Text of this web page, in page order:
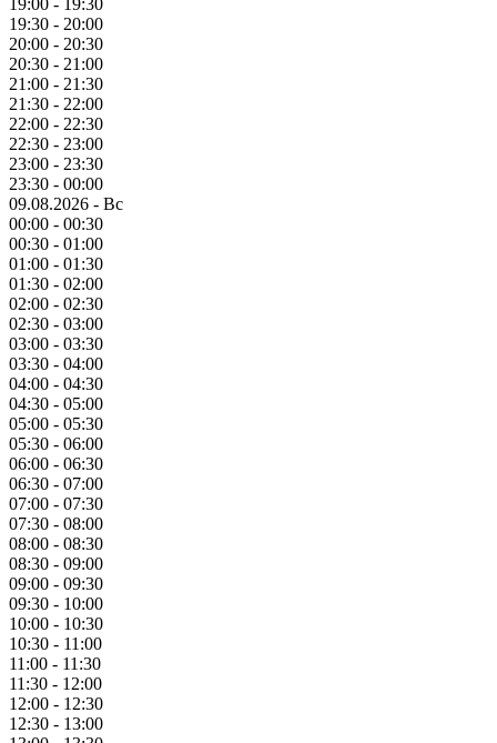
19:00 - 19:30
19:30 - 20:00
20:00 - 20:30
20:30 - 21:00
21:00 - 21:30
21:30 - 22:00
22:00 - 22:30
22:30 - 23:00
23:00 - 23:30
23:30 - 00:00
09.08.2026 - Вс
00:00 - 00:30
00:30 - 01:00
01:00 - 01:30
01:30 - 02:00
02:00 - 02:30
02:30 - 03:00
03:00 - 03:30
03:30 - 04:00
04:00 - 04:30
04:30 - 05:00
05:00 - 05:30
05:30 - 06:00
06:00 - 06:30
06:30 - 07:00
07:00 - 07:30
07:30 - 08:00
08:00 - 08:30
08:30 - 09:00
09:00 - 09:30
09:30 - 10:00
10:00 - 10:30
10:30 - 11:00
11:00 - 11:30
11:30 - 12:00
12:00 - 12:30
12:30 - 13:00